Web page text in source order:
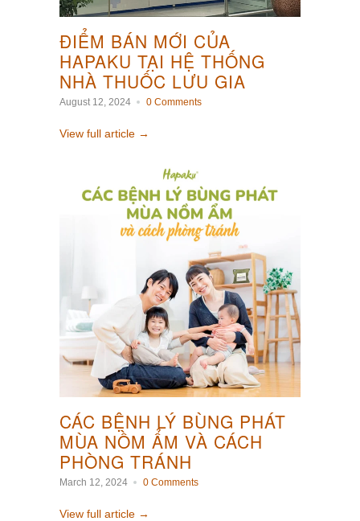
ĐIỂM BÁN MỚI CỦA
HAPAKU TẠI HỆ THỐNG
NHÀ THUỐC LƯU GIA
August 12, 2024 0 Comments
View full article →
CÁC BỆNH LÝ BÙNG PHÁT
MÙA NỒM ẨM VÀ CÁCH
PHÒNG TRÁNH
March 12, 2024 0 Comments
View full article →